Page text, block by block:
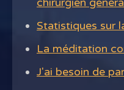
chirurgien
Statistiques sur
La méditation
J'ai besoin de